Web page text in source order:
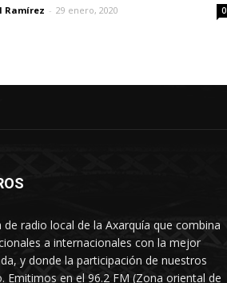
Ramírez - 29 enero, 2020 0
radio local de la Axarquía que combina
a internacionales con la mejor
y donde la participación de nuestros
Emitimos en el 96.2 FM (Zona oriental de